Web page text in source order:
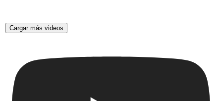
Cargar más videos